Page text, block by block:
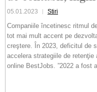
05.01.2023 Stiri
Companiile încetinesc ritmul
tot mai mult accent pe
creştere. În 2023, deficitul de
accelera strategiile de retenţie
online BestJobs. ”2022 a fost